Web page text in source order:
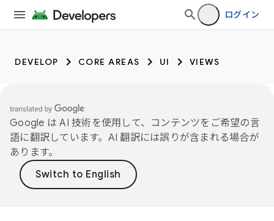
ログイン
DEVELOP CORE AREAS UI VIEWS
Google は AI 技術を使用して、コンテンツをご希望の言
語に翻訳しています。AI 翻訳には誤りが含まれる場合が
あります。